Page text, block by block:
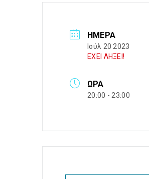
ΗΜΈΡΑ
Ιούλ 20 2023
ΕΧΕΙ ΛΗΞΕΙ!
ΏΡΑ
20:00 - 23:00